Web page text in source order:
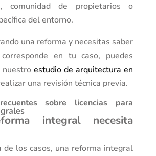
comunidad de propietarios o
del entorno.
una reforma y necesitas saber
en tu caso, puedes
nuestro estudio de arquitectura en
una revisión técnica previa.
sobre licencias para
integral necesita
de los casos, una reforma integral